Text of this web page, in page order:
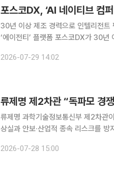
포스코DX, ‘AI 네이티브 컴
30년 이상 제조 경력으로 인텔리전트
‘에이전티’ 플랫폼 포스코DX가 30년 이상 축적된 현장 경험과 도메인 지식을 바탕으로 ‘’AI 네이티
사무 분야에선 ‘AI 직원’을 사람 직원
2026-07-29 14:02
류제명 제2차관 “독파모 경
류제명 과학기술정보통신부 제2차관
상실과 안보·산업적 종속 리스크를 방지할
서 미국의 프런티어 AI 모델에 대한
2026-07-28 15:00